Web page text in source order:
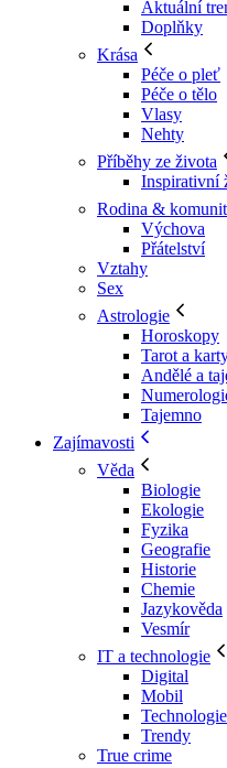
Aktuální
Doplňky
Krása
Péče o pleť
Péče o tělo
Vlasy
Nehty
Příběhy ze života
Inspirativní
Rodina &
Výchova
Přátelství
Vztahy
Sex
Astrologie
Horoskopy
Tarot a
Andělé a
Tajemno
Zajímavosti
Věda
Biologie
Ekologie
Fyzika
Geografie
Historie
Chemie
Jazykověda
Vesmír
IT a technologie
Digital
Mobil
Technologie
Trendy
True crime